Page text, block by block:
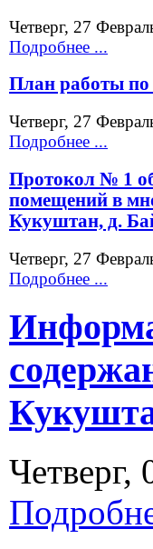
Четверг, 27
Подробнее ...
План работы
Четверг, 27
Подробнее ...
Протокол № 1
помещений в
Кукуштан, д.
Четверг, 27
Подробнее ...
Четверг,